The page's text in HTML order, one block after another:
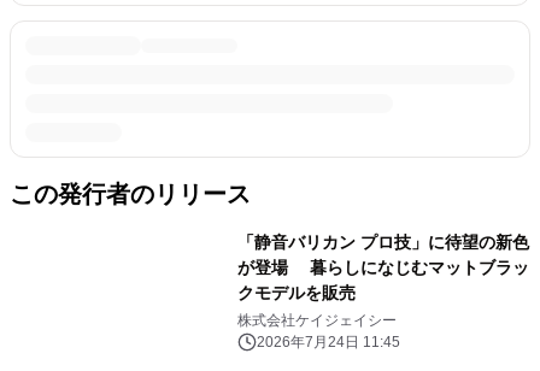
この発行者のリリース
「静音バリカン プロ技」に待望の新色
が登場 暮らしになじむマットブラッ
クモデルを販売
株式会社ケイジェイシー
2026年7月24日 11:45